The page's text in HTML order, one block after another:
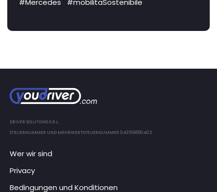
#Mercedes
#mobilitaSostenibile
DRIVER SOLUTIONS S.R.L.
STEUERNUMMER UND MEHRWERTSTEUERNUMMER 04359850403
Wer wir sind
Privacy
Bedingungen und Konditionen